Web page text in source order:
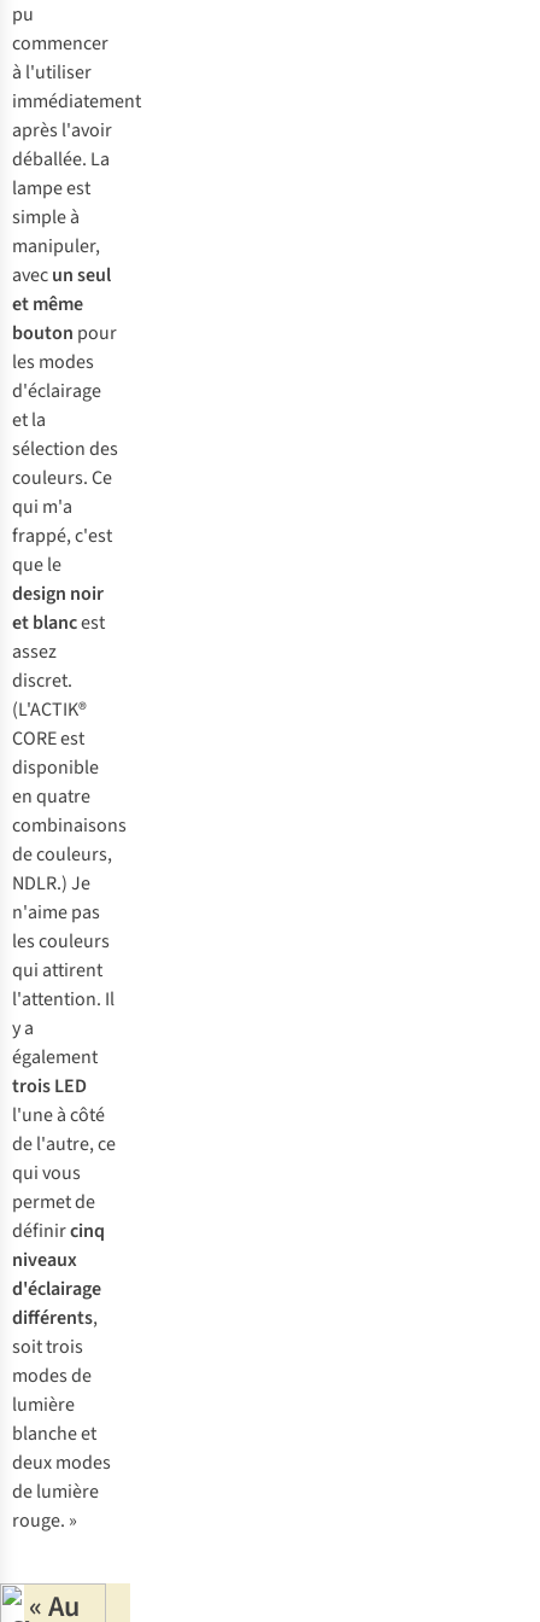
pu
commencer
à l'utiliser
immédiatement
après l'avoir
déballée. La
lampe est
simple à
manipuler,
avecun seul
et même
bouton pour
les modes
d'éclairage
et la
sélection des
couleurs. Ce
qui m'a
frappé, c'est
que le
design noir
et blancest
assez
discret.
(L'ACTIK®
CORE est
disponible
en quatre
combinaisons
de couleurs,
NDLR.)Je
n'aime pas
les couleurs
qui attirent
l'attention. Il
y a
également
trois LED
l'une à côté
de l'autre, ce
qui vous
permet de
définircinq
niveaux
d'éclairage
différents,
soit trois
modes de
lumière
blanche et
deux modes
de lumière
rouge. »
« Au